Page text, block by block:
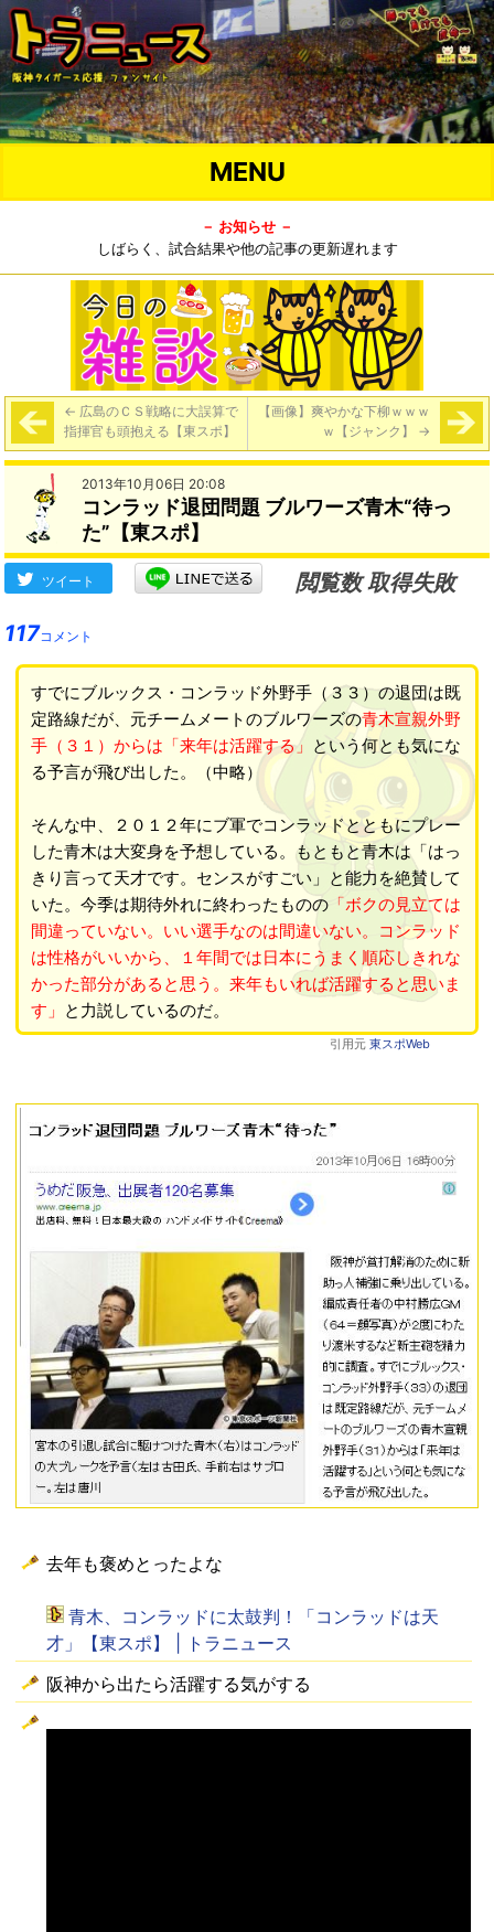
MENU
－ お知らせ －
しばらく、試合結果や他の記事の更新遅れます
← 広島のＣＳ戦略に大誤算で
指揮官も頭抱える【東スポ】
【画像】爽やかな下柳ｗｗｗ
ｗ【ジャンク】 →
2013年10月06日 20:08
コンラッド退団問題 ブルワーズ青木“待っ
た”【東スポ】
ツイート
閲覧数 取得失敗
117コメント
すでにブルックス・コンラッド外野手（３３）の退団は既
定路線だが、元チームメートのブルワーズの青木宣親外野
手（３１）からは「来年は活躍する」 という何とも気にな
る予言が飛び出した。（中略）
そんな中、２０１２年にブ軍でコンラッドとともにプレー
した青木は大変身を予想している。もともと青木は「はっ
きり言って天才です。センスがすごい」と能力を絶賛して
いた。今季は期待外れに終わったものの「ボクの見立ては
間違っていない。いい選手なのは間違いない。コンラッド
は性格がいいから、１年間では日本にうまく順応しきれな
かった部分があると思う。来年もいれば活躍すると思いま
す」 と力説しているのだ。
引用元 東スポWeb
去年も褒めとったよな
青木、コンラッドに太鼓判！「コンラッドは天
才」【東スポ】 | トラニュース
阪神から出たら活躍する気がする